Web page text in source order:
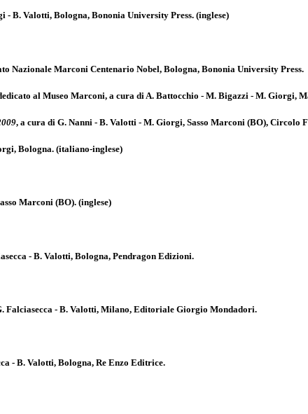
- B. Valotti, Bologna, Bononia University Press. (inglese)
Nazionale Marconi Centenario Nobel, Bologna, Bononia University Press.
al Museo Marconi, a cura di A. Battocchio - M. Bigazzi - M. Giorgi,
, a cura di G. Nanni - B. Valotti - M. Giorgi, Sasso Marconi (BO), Circolo
Bologna. (italiano-inglese)
Marconi (BO). (inglese)
- B. Valotti, Bologna, Pendragon Edizioni.
Falciasecca - B. Valotti, Milano, Editoriale Giorgio Mondadori.
- B. Valotti, Bologna, Re Enzo Editrice.